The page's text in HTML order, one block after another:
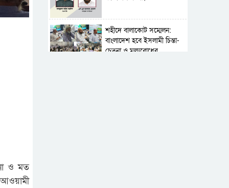
ও মত
শহীদে বালাকোট সম্মেলন:
বাংলাদেশ হবে ইসলামী চিন্তা-
চেতনা ও মূল্যবোধের